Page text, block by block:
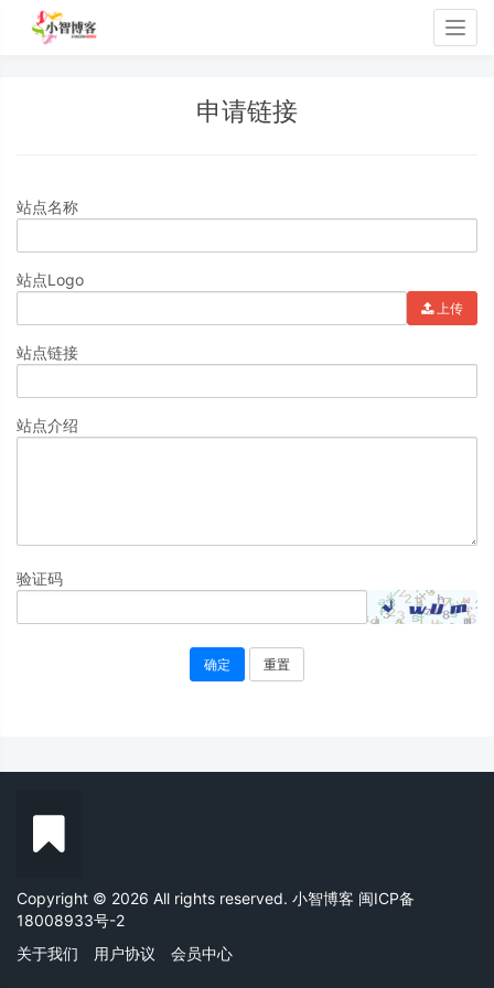
申请链接
站点名称
站点Logo
上传
站点链接
站点介绍
验证码
确定 重置
Copyright © 2026 All rights reserved. 小智博客 闽ICP备
18008933号-2
关于我们
用户协议 会员中心